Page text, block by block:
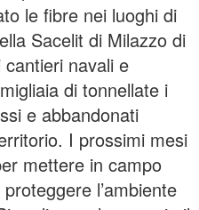
le fibre nei luoghi di
Sacelit di Milazzo di
cantieri navali e
di tonnellate i
e abbandonati
I prossimi mesi
mettere in campo
l’ambiente